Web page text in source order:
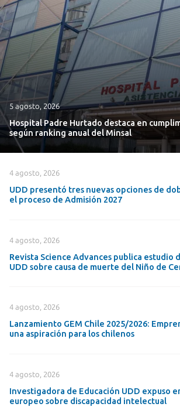
5 agosto, 2026
Hospital Padre Hurtado destaca en
según ranking anual del Minsal
4 agosto, 2026
UDD presentó tres nuevas opciones de
el proceso de Admisión 2027
4 agosto, 2026
Revista Science Advances publica estudio
UDD sobre causa de muerte del Niño de
4 agosto, 2026
Lanzamiento GEM Chile 2025/2026:
una aspiración para los chilenos
4 agosto, 2026
Investigadora de Educación UDD expuso
europeo sobre discapacidad intelectual